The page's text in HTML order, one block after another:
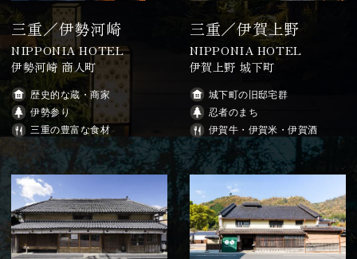
三重／伊勢河崎
NIPPONIA HOTEL
伊勢河崎 商人町
歴史的な蔵・商家
伊勢参り
三重の豊富な食材
三重／伊賀上野
NIPPONIA HOTEL
伊賀上野 城下町
城下町の旧邸宅群
忍者のまち
伊賀牛・伊賀米・伊賀酒